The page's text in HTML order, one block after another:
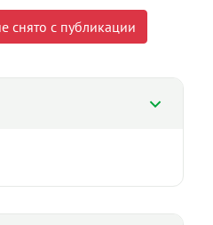
снято с публикации